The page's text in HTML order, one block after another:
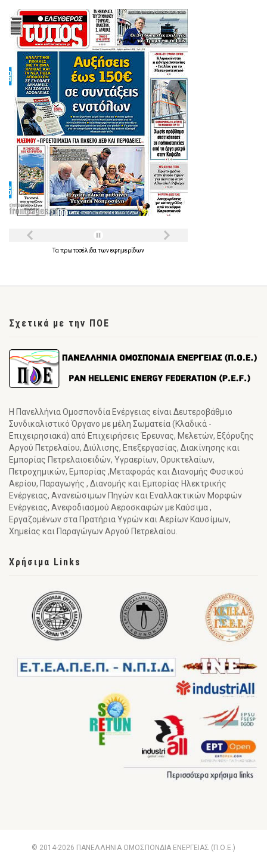
Τα πρωτοσέλιδα τωνεφημερίδων
Σχετικά με την ΠΟΕ
Η Πανελλήνια Ομοσπονδία Ενέργειας είναι Δευτεροβάθμιο
Συνδικαλιστικό Όργανο με μέλη Σωματεία (Κλαδικά -
Επιχειρησιακά) από Επιχειρήσεις Έρευνας, Μελετών, Εξόρυξης
Αργού Πετρελαίου, Διύλισης, Επεξεργασίας, Διακίνησης και
Εμπορίας Πετρελαιοειδών, Υγραερίων, Ορυκτελαίων,
Πετροχημικών, Εμπορίας ,Μεταφοράς και Διανομής Φυσικού
Αερίου, Παραγωγής , Διανομής και Εμπορίας Ηλεκτρικής
Ενέργειας, Ανανεώσιμων Πηγών και Εναλλακτικών Μορφών
Ενέργειας, Ανεφοδιασμού Αεροσκαφών με Καύσιμα ,
Εργαζομένων στα Πρατήρια Υγρών και Αερίων Καυσίμων,
Χημείας και Παραγώγων Αργού Πετρελαίου.
Χρήσιμα Links
© 2014-2026 ΠΑΝΕΛΛΗΝΙΑ ΟΜΟΣΠΟΝΔΙΑ ΕΝΕΡΓΕΙΑΣ (Π.Ο.Ε.)